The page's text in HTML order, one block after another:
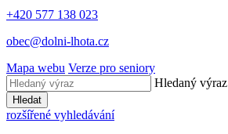
+420 577 138 023
obec@dolni-lhota.cz
Mapa webu Verze pro seniory
Hledaný výraz
Hledat
rozšířené vyhledávání